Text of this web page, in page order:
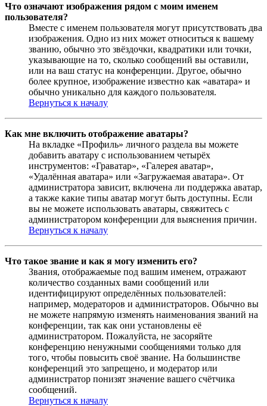
Что означают изображения рядом с моим именем
пользователя?
Вместе с именем пользователя могут присутствовать два
изображения. Одно из них может относиться к вашему
званию, обычно это звёздочки, квадратики или точки,
указывающие на то, сколько сообщений вы оставили,
или на ваш статус на конференции. Другое, обычно
более крупное, изображение известно как «аватара» и
обычно уникально для каждого пользователя.
Вернуться к началу
Как мне включить отображение аватары?
На вкладке «Профиль» личного раздела вы можете
добавить аватару с использованием четырёх
инструментов: «Граватар», «Галерея аватар»,
«Удалённая аватара» или «Загружаемая аватара». От
администратора зависит, включена ли поддержка аватар,
а также какие типы аватар могут быть доступны. Если
вы не можете использовать аватары, свяжитесь с
администратором конференции для выяснения причин.
Вернуться к началу
Что такое звание и как я могу изменить его?
Звания, отображаемые под вашим именем, отражают
количество созданных вами сообщений или
идентифицируют определённых пользователей:
например, модераторов и администраторов. Обычно вы
не можете напрямую изменять наименования званий на
конференции, так как они установлены её
администратором. Пожалуйста, не засоряйте
конференцию ненужными сообщениями только для
того, чтобы повысить своё звание. На большинстве
конференций это запрещено, и модератор или
администратор понизят значение вашего счётчика
сообщений.
Вернуться к началу